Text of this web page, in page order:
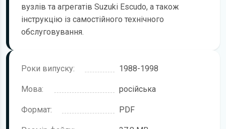
вузлів та агрегатів Suzuki Escudo, а також
інструкцію із самостійного технічного
обслуговування.
Роки випуску: 1988-1998
Мова: російська
Формат: PDF